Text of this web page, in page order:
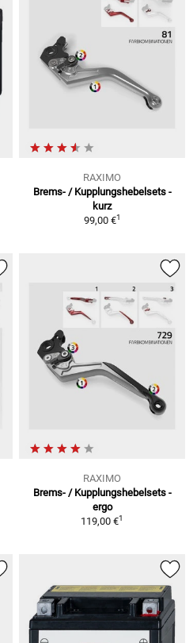
RAXIMO
Brems- / Kupplungshebelsets -
kurz
99,00 €1
RAXIMO
Brems- / Kupplungshebelsets -
ergo
119,00 €1